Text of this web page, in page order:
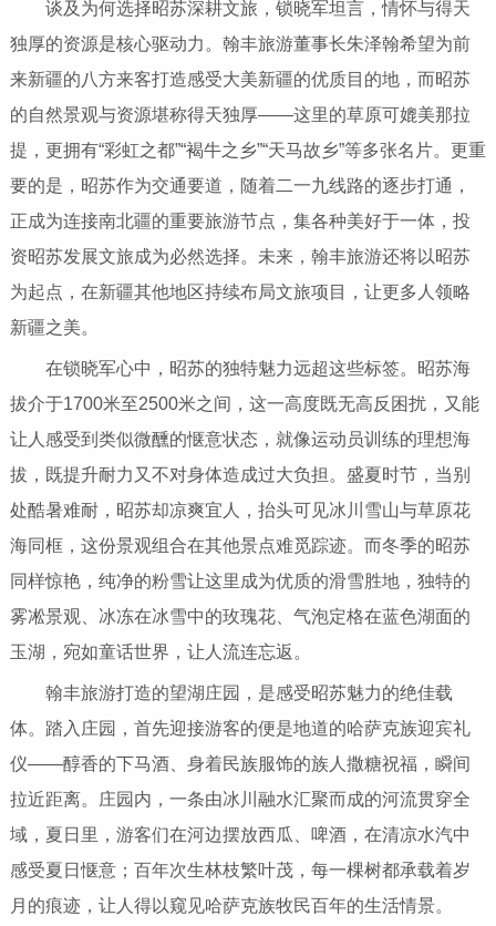
谈及为何选择昭苏深耕文旅，锁晓军坦言，情怀与得天
独厚的资源是核心驱动力。翰丰旅游董事长朱泽翰希望为前
来新疆的八方来客打造感受大美新疆的优质目的地，而昭苏
的自然景观与资源堪称得天独厚——这里的草原可媲美那拉
提，更拥有“彩虹之都”“褐牛之乡”“天马故乡”等多张名片。更重
要的是，昭苏作为交通要道，随着二一九线路的逐步打通，
正成为连接南北疆的重要旅游节点，集各种美好于一体，投
资昭苏发展文旅成为必然选择。未来，翰丰旅游还将以昭苏
为起点，在新疆其他地区持续布局文旅项目，让更多人领略
新疆之美。
在锁晓军心中，昭苏的独特魅力远超这些标签。昭苏海
拔介于1700米至2500米之间，这一高度既无高反困扰，又能
让人感受到类似微醺的惬意状态，就像运动员训练的理想海
拔，既提升耐力又不对身体造成过大负担。盛夏时节，当别
处酷暑难耐，昭苏却凉爽宜人，抬头可见冰川雪山与草原花
海同框，这份景观组合在其他景点难觅踪迹。而冬季的昭苏
同样惊艳，纯净的粉雪让这里成为优质的滑雪胜地，独特的
雾凇景观、冰冻在冰雪中的玫瑰花、气泡定格在蓝色湖面的
玉湖，宛如童话世界，让人流连忘返。
翰丰旅游打造的望湖庄园，是感受昭苏魅力的绝佳载
体。踏入庄园，首先迎接游客的便是地道的哈萨克族迎宾礼
仪——醇香的下马酒、身着民族服饰的族人撒糖祝福，瞬间
拉近距离。庄园内，一条由冰川融水汇聚而成的河流贯穿全
域，夏日里，游客们在河边摆放西瓜、啤酒，在清凉水汽中
感受夏日惬意；百年次生林枝繁叶茂，每一棵树都承载着岁
月的痕迹，让人得以窥见哈萨克族牧民百年的生活情景。